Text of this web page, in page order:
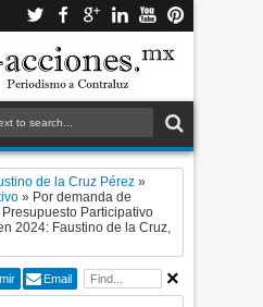
de la Cruz Pérez »
» Por demanda de
Participativo
2024: Faustino de la Cruz,
Email